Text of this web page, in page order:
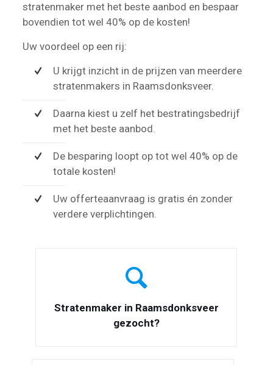
stratenmaker met het beste aanbod en bespaar
bovendien tot wel 40% op de kosten!
Uw voordeel op een rij:
U krijgt inzicht in de prijzen van meerdere
stratenmakers in Raamsdonksveer.
Daarna kiest u zelf het bestratingsbedrijf
met het beste aanbod.
De besparing loopt op tot wel 40% op de
totale kosten!
Uw offerteaanvraag is gratis én zonder
verdere verplichtingen.
Stratenmaker in Raamsdonksveer
gezocht?